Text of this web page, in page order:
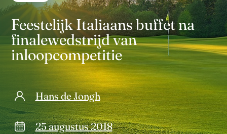
Feestelijk Italiaans buffet na
finalewedstrijd van
inloopcompetitie
Hans de Jongh
25 augustus 2018